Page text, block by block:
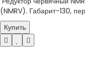
(NMRV). Габарит-130,
Купить